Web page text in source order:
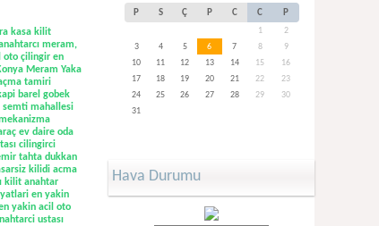
kasa kilit
meram,
oto çilingir en
Meram Yaka
tamiri
barel gobek
semti mahallesi
ev daire oda
cilingirci
tahta dukkan
kilidi acma
kilit anahtar
en yakin
yakin acil oto
ustası
P S Ç P C C
P
1
2
3
4 5 6 7 8
9
10
11 12 13 14 15
16
17
18 19 20 21 22
23
24
25 26 27 28 29
30
31
Hava Durumu